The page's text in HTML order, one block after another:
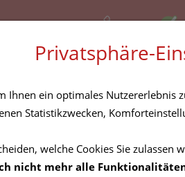
+43 (01) 3683167 Offen
Privatsphäre-
Ihnen ein optimales Nutzererlebnis
Statistikzwecken,
welche Cookies Sie zulassen
nicht mehr alle